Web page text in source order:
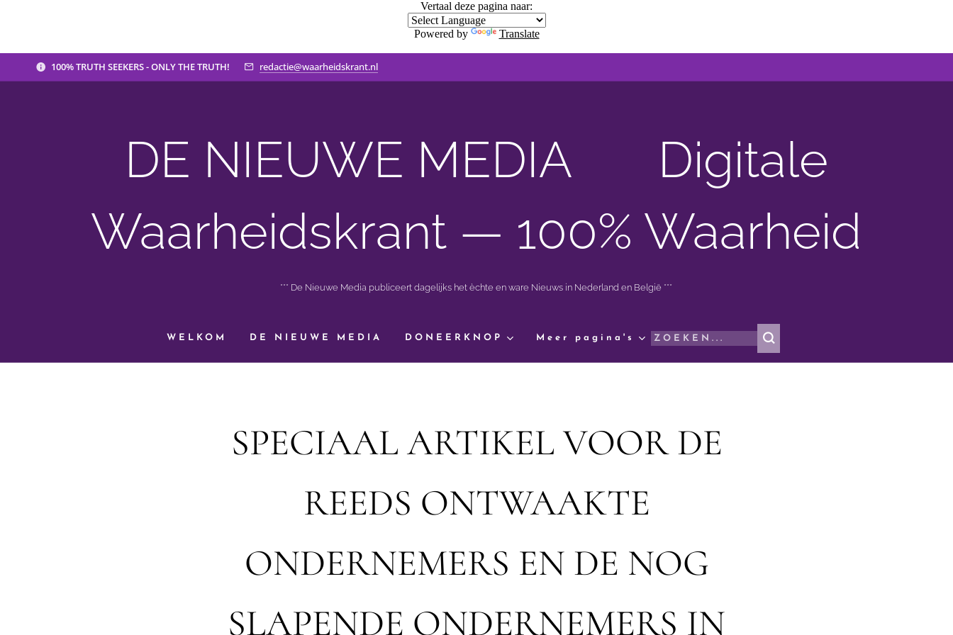
Vertaal deze pagina naar:
Powered by Translate
100% TRUTH SEEKERS - ONLY THE TRUTH! redactie@waarheidskrant.nl
DE NIEUWE MEDIA 🟣 Digitale
Waarheidskrant — 100% Waarheid
*** De Nieuwe Media publiceert dagelijks het èchte en ware Nieuws in Nederland en België ***
WELKOM DE NIEUWE MEDIA DONEERKNOP Meer pagina's
SPECIAAL ARTIKEL VOOR DE
REEDS ONTWAAKTE
ONDERNEMERS EN DE NOG
SLAPENDE ONDERNEMERS IN